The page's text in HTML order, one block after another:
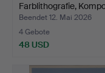
Farblithografie,
Beendet 12. Mai 2026
4 Gebote
48 USD